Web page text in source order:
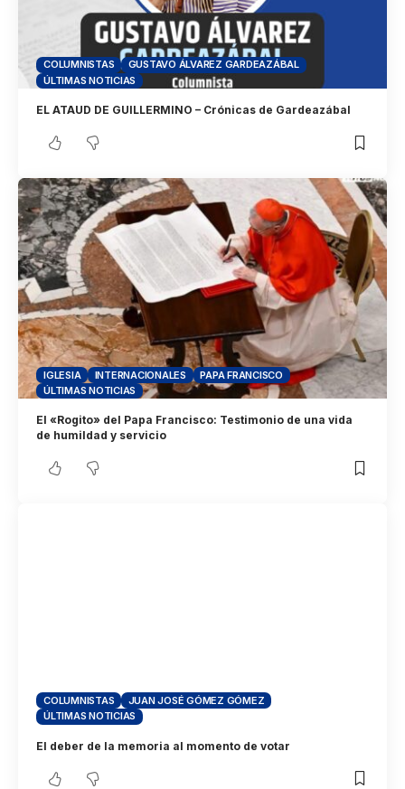
COLUMNISTAS
GUSTAVO ÁLVAREZ GARDEAZÁBAL
ÚLTIMAS NOTICIAS
EL ATAUD DE GUILLERMINO – Crónicas de Gardeazábal
IGLESIA INTERNACIONALES
PAPA FRANCISCO
ÚLTIMAS NOTICIAS
El «Rogito» del Papa Francisco: Testimonio de una vida
de humildad y servicio
COLUMNISTAS
JUAN JOSÉ GÓMEZ GÓMEZ
ÚLTIMAS NOTICIAS
El deber de la memoria al momento de votar